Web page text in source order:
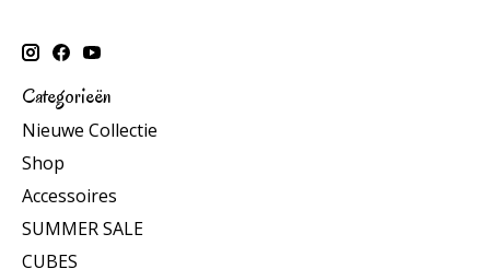
Categorieën
Nieuwe Collectie
Shop
Accessoires
SUMMER SALE
CUBES